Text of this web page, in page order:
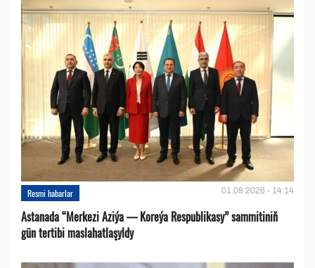
Resmi habarlar 01.08.2026 - 14:14
Astanada “Merkezi Aziýa — Koreýa Respublikasy” sammitiniň
gün tertibi maslahatlaşyldy